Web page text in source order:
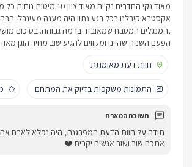
מאוד נקי החדרים נקיים מאוד ציון
אקסטרא קיבלנו בכל רגע נתון היה מענה מעינבל.
,המנגלים המטבח שמאובזר ברמה גבוהה. בסיכום
הפעם השניה שהיינו ומקווים להגיע שוב מחיר הוגן מאוד
חוות דעת מאומתת
התמונות משקפות בדיוק את המתחם
תודה על חוות הדעת המפרגנת, היה נפלא לארח
אתכם שוב ושוב אנשים יקרים ❤️